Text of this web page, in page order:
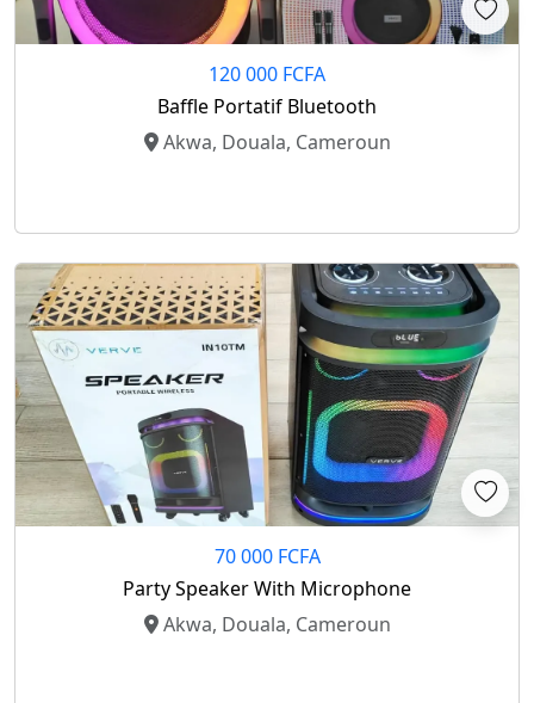
120 000 FCFA
Baffle Portatif Bluetooth
Akwa, Douala, Cameroun
70 000 FCFA
Party Speaker With Microphone
Akwa, Douala, Cameroun